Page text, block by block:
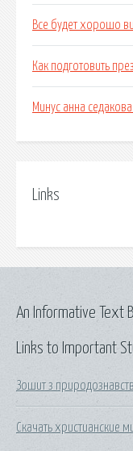
Все будет хорошо
Как подготовить
Минус анна
Links
Links to Important
Зошит з
Скачать христианские
An Informative Text